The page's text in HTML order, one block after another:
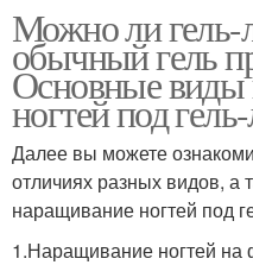
Можно ли гель-
обычный гель
Основные виды
ногтей под
Далее вы можете
отличиях разных видов, а
наращивание ногтей под
1.Наращивание ногтей